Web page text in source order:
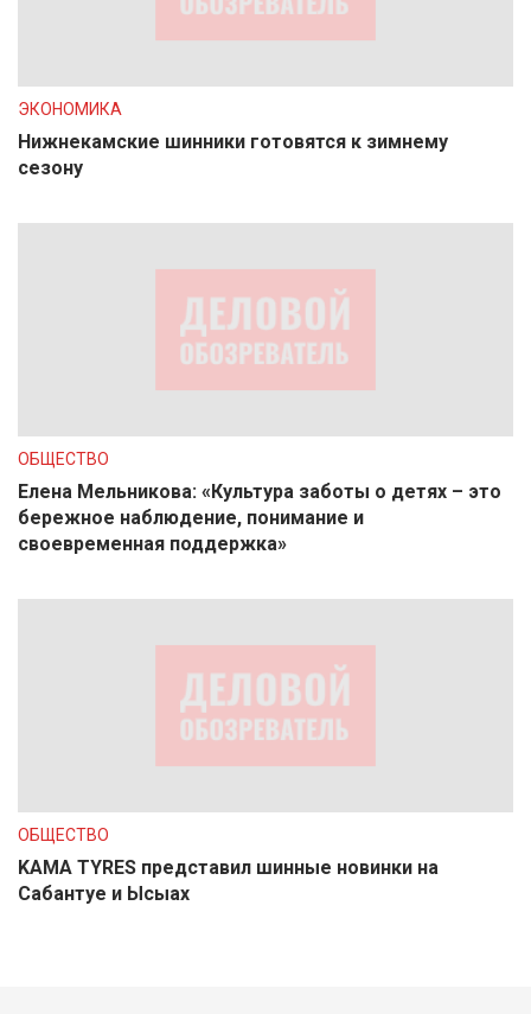
ЭКОНОМИКА
Нижнекамские шинники готовятся к зимнему
сезону
ОБЩЕСТВО
Елена Мельникова: «Культура заботы о детях – это
бережное наблюдение, понимание и
своевременная поддержка»
ОБЩЕСТВО
KAMA TYRES представил шинные новинки на
Сабантуе и Ысыах